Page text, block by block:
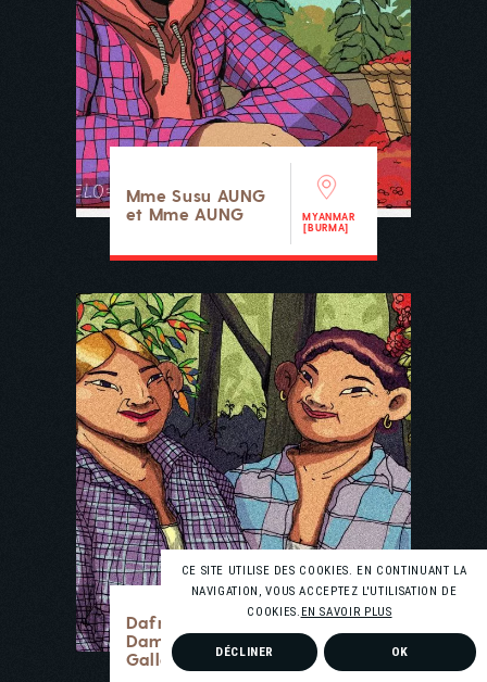
CE SITE UTILISE DES COOKIES. EN CONTINUANT LA
NAVIGATION, VOUS ACCEPTEZ L'UTILISATION DE
COOKIES. EN SAVOIR PLUS
DÉCLINER OK
Mme Susu AUNG
et Mme AUNG
MYANMAR
[BURMA]
Dafne et
Damaris
Gallardo
PANAMA